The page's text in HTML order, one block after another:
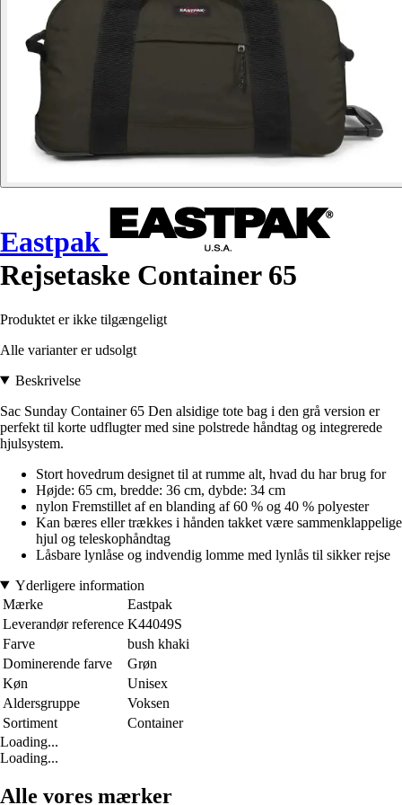
Eastpak
Rejsetaske Container 65
Produktet er ikke tilgængeligt
Alle varianter er udsolgt
Beskrivelse
Sac Sunday Container 65 Den alsidige tote bag i den grå version er
perfekt til korte udflugter med sine polstrede håndtag og integrerede
hjulsystem.
Stort hovedrum designet til at rumme alt, hvad du har brug for
Højde: 65 cm, bredde: 36 cm, dybde: 34 cm
nylon Fremstillet af en blanding af 60 % og 40 % polyester
Kan bæres eller trækkes i hånden takket være sammenklappelige
hjul og teleskophåndtag
Låsbare lynlåse og indvendig lomme med lynlås til sikker rejse
Yderligere information
Mærke
Eastpak
Leverandør reference K44049S
Farve
bush khaki
Dominerende farve
Grøn
Køn
Unisex
Aldersgruppe
Voksen
Sortiment
Container
Loading...
Loading...
Alle vores mærker